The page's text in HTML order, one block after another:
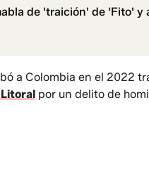
de 'traición' de 'Fito' y
a Colombia en el 2022
por un delito de